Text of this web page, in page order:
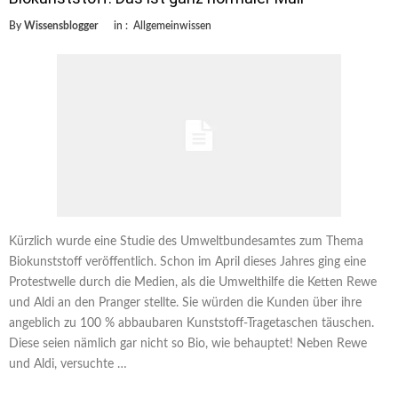
By Wissensblogger in : Allgemeinwissen
Kürzlich wurde eine Studie des Umweltbundesamtes zum Thema
Biokunststoff veröffentlich. Schon im April dieses Jahres ging eine
Protestwelle durch die Medien, als die Umwelthilfe die Ketten Rewe
und Aldi an den Pranger stellte. Sie würden die Kunden über ihre
angeblich zu 100 % abbaubaren Kunststoff-Tragetaschen täuschen.
Diese seien nämlich gar nicht so Bio, wie behauptet! Neben Rewe
und Aldi, versuchte …